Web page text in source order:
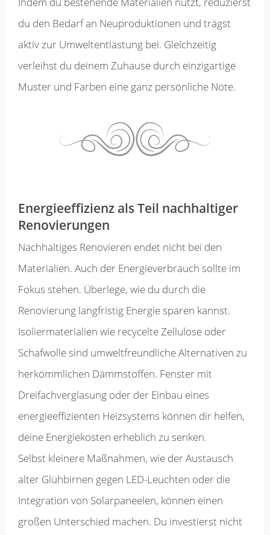
du den Bedarf an Neuproduktionen und trägst
aktiv zur Umweltentlastung bei. Gleichzeitig
verleihst du deinem Zuhause durch einzigartige
Muster und Farben eine ganz persönliche Note.
Energieeffizienz als Teil nachhaltiger
Renovierungen
Nachhaltiges Renovieren endet nicht bei den
Materialien. Auch der Energieverbrauch sollte im
Fokus stehen. Überlege, wie du durch die
Renovierung langfristig Energie sparen kannst.
Isoliermaterialien wie recycelte Zellulose oder
Schafwolle sind umweltfreundliche Alternativen zu
herkömmlichen Dämmstoffen. Fenster mit
Dreifachverglasung oder der Einbau eines
energieeffizienten Heizsystems können dir helfen,
deine Energiekosten erheblich zu senken.
Selbst kleinere Maßnahmen, wie der Austausch
alter Glühbirnen gegen LED-Leuchten oder die
Integration von Solarpaneelen, können einen
großen Unterschied machen. Du investierst nicht